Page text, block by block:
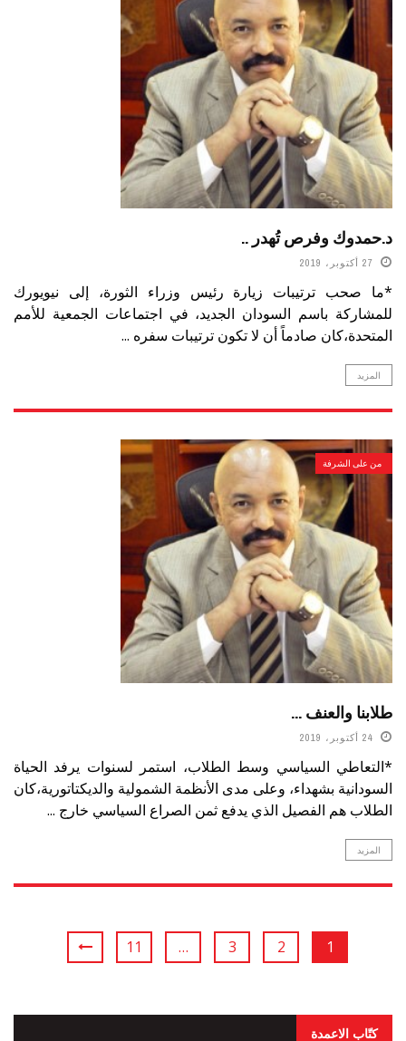
د.حمدوك وفرص تُهدر ..
27 أكتوبر، 2019
*ما صحب ترتيبات زيارة رئيس وزراء الثورة، إلى نيويورك
للمشاركة باسم السودان الجديد، في اجتماعات الجمعية للأمم
المتحدة،كان صادماً أن لا تكون ترتيبات سفره ...
المزيد
من على الشرفة
طلابنا والعنف …
24 أكتوبر، 2019
*التعاطي السياسي وسط الطلاب، استمر لسنوات يرفد الحياة
السودانية بشهداء، وعلى مدى الأنظمة الشمولية والديكتاتورية،كان
الطلاب هم الفصيل الذي يدفع ثمن الصراع السياسي خارج ...
المزيد
1
2
3
…
11
كتّاب الاعمدة